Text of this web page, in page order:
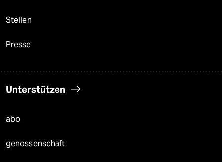
Stellen
Presse
Unterstützen
abo
genossenschaft